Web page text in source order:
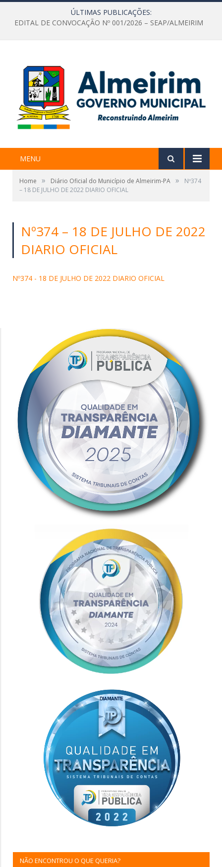
ÚLTIMAS PUBLICAÇÕES:
EDITAL DE CONVOCAÇÃO Nº 001/2026 – SEAP/ALMEIRIM
MENU
Home » Diário Oficial do Município de Almeirim-PA »
Nº374
– 18 DE JULHO DE 2022 DIARIO OFICIAL
Nº374 – 18 DE JULHO DE 2022
DIARIO OFICIAL
Nº374 - 18 DE JULHO DE 2022 DIARIO OFICIAL
NÃO ENCONTROU O QUE QUERIA?